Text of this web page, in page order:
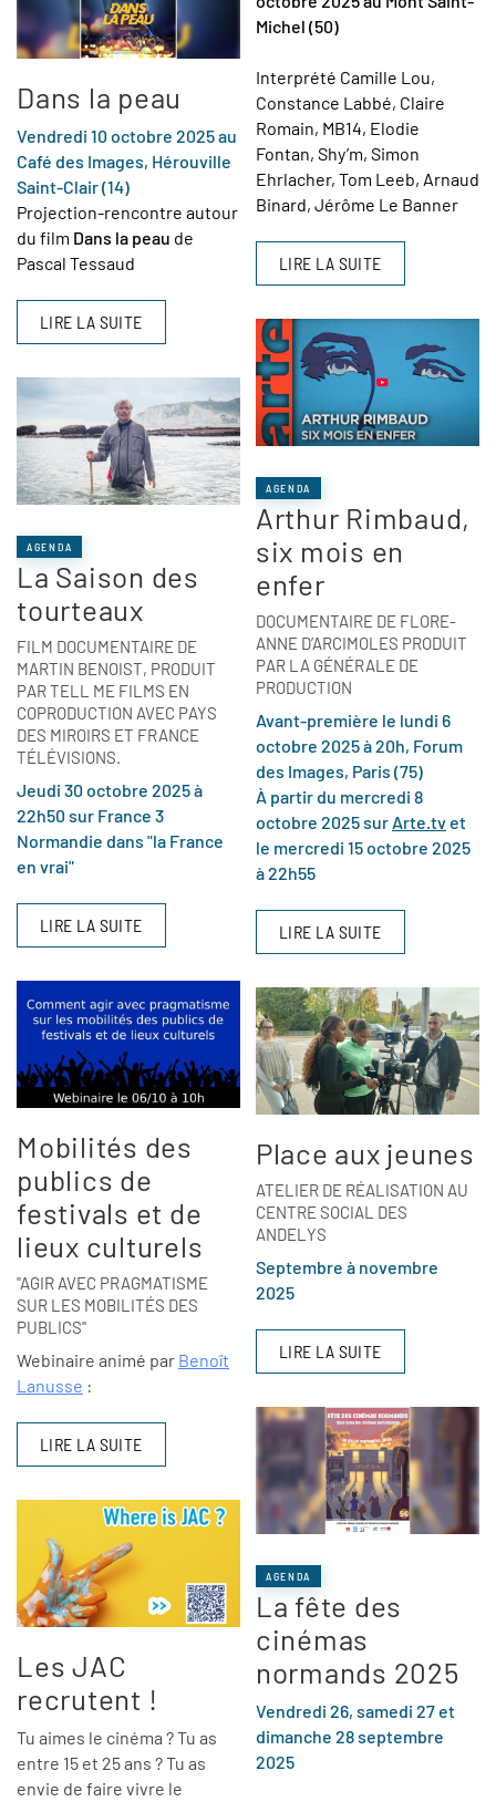
Dans la peau
Vendredi 10 octobre 2025 au
Café des Images, Hérouville
Saint-Clair (14)
Projection-rencontre autour
du film Dans la peau de
Pascal Tessaud
LIRE LA SUITE
AGENDA
La Saison des
tourteaux
FILM DOCUMENTAIRE DE
MARTIN BENOIST, PRODUIT
PAR TELL ME FILMS EN
COPRODUCTION AVEC PAYS
DES MIROIRS ET FRANCE
TÉLÉVISIONS.
Jeudi 30 octobre 2025 à
22h50 sur France 3
Normandie dans "la France
en vrai"
LIRE LA SUITE
Mobilités des
publics de
festivals et de
lieux culturels
"AGIR AVEC PRAGMATISME
SUR LES MOBILITÉS DES
PUBLICS"
Webinaire animé par Benoît
Lanusse :
LIRE LA SUITE
Les JAC
recrutent !
Tu aimes le cinéma ? Tu as
entre 15 et 25 ans ? Tu as
envie de faire vivre le
Michel (50)
Interprété Camille Lou,
Constance Labbé, Claire
Romain, MB14, Elodie
Fontan, Shy’m, Simon
Ehrlacher, Tom Leeb, Arnaud
Binard, Jérôme Le Banner
LIRE LA SUITE
AGENDA
Arthur Rimbaud,
six mois en
enfer
DOCUMENTAIRE DE FLORE-
ANNE D’ARCIMOLES PRODUIT
PAR LA GÉNÉRALE DE
PRODUCTION
Avant-première le lundi 6
octobre 2025 à 20h, Forum
des Images, Paris (75)
À partir du mercredi 8
octobre 2025 sur Arte.tvet
le mercredi 15 octobre 2025
à 22h55
LIRE LA SUITE
Place aux jeunes
ATELIER DE RÉALISATION AU
CENTRE SOCIAL DES
ANDELYS
Septembre à novembre
2025
LIRE LA SUITE
AGENDA
La fête des
cinémas
normands 2025
Vendredi 26, samedi 27 et
dimanche 28 septembre
2025